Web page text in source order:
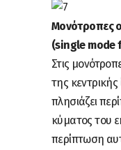
Μονότροπες
(single mode
Στις
της κεντρικής
πλησιάζει
κύματος του
περίπτωση